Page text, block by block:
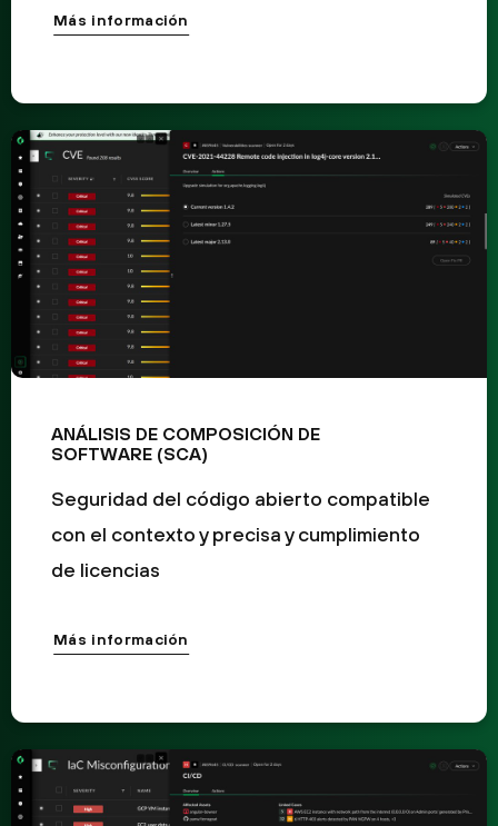
Más información
ANÁLISIS DE COMPOSICIÓN DE
SOFTWARE (SCA)
Seguridad del código abierto compatible
con el contexto y precisa y cumplimiento
de licencias
Más información